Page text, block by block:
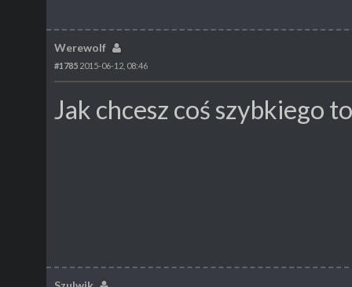
Werewolf
#1785 2015-06-12, 08:46
Jak chcesz coś szybkiego